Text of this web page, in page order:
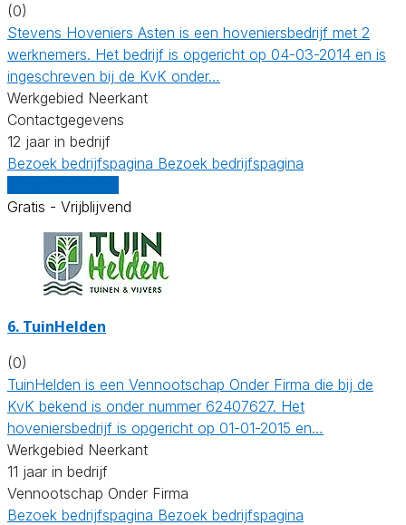
(0)
Stevens Hoveniers Asten is een hoveniersbedrijf met 2
werknemers. Het bedrijf is opgericht op 04-03-2014 en is
ingeschreven bij de KvK onder…
Werkgebied Neerkant
Contactgegevens
12 jaar in bedrijf
Bezoek bedrijfspagina Bezoek bedrijfspagina
Gratis - Vrijblijvend
6. TuinHelden
(0)
TuinHelden is een Vennootschap Onder Firma die bij de
KvK bekend is onder nummer 62407627. Het
hoveniersbedrijf is opgericht op 01-01-2015 en…
Werkgebied Neerkant
11 jaar in bedrijf
Vennootschap Onder Firma
Bezoek bedrijfspagina Bezoek bedrijfspagina